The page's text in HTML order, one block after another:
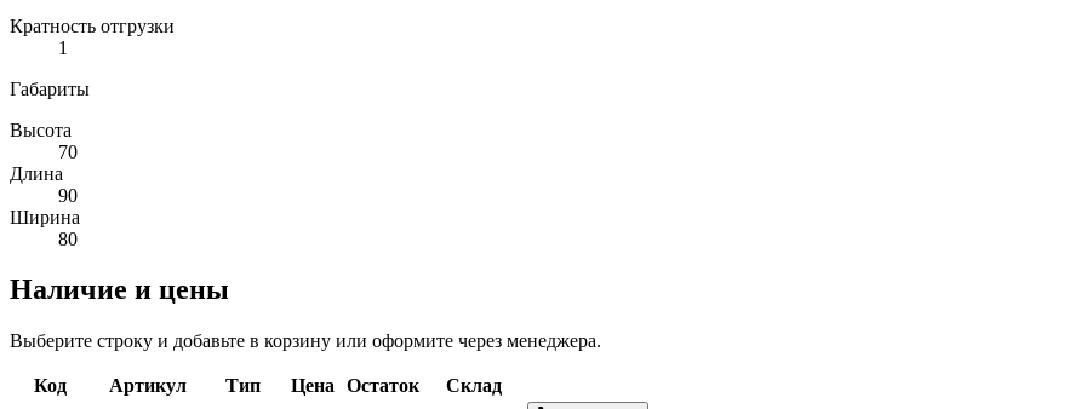
Кратность отгрузки
1
Габариты
Высота
70
Длина
90
Ширина
80
Наличие и цены
Выберите строку и добавьте в корзину или оформите через менеджера.
Код Артикул Тип Цена Остаток
Склад